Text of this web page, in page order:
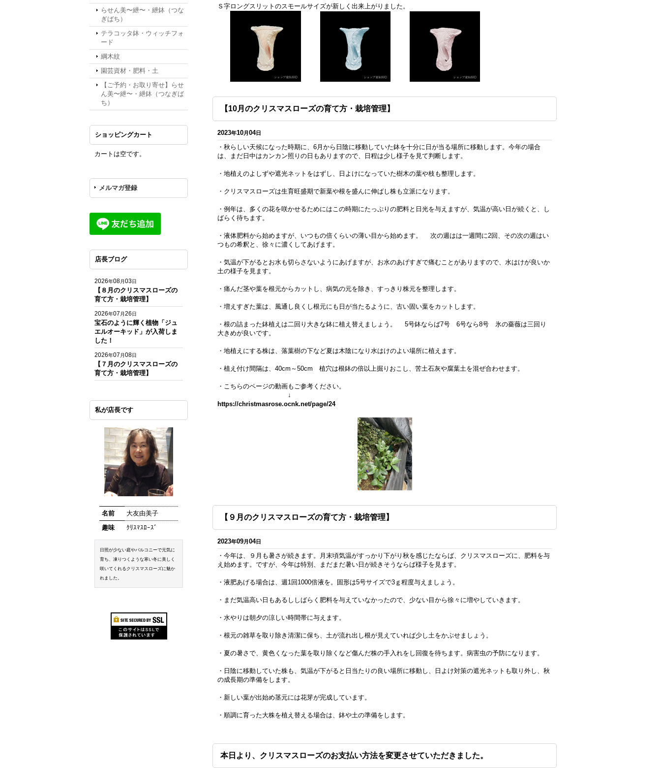
らせん美〜紲〜・紲鉢（つな
ぎばち）
テラコッタ鉢・ウィッチフォ
ード
綱木紋
園芸資材・肥料・土
【ご予約・お取り寄せ】らせ
ん美〜紲〜・紲鉢（つなぎば
ち）
ショッピングカート
カートは空です。
メルマガ登録
店長ブログ
2026年08月03日
【８月のクリスマスローズの
育て方・栽培管理】
2026年07 月26日
宝石のように輝く植物「ジュ
エルオーキッド」が入荷しま
した！
2026年07 月08日
【７月のクリスマスローズの
育て方・栽培管理】
私が店長です
名前
大友由美子
趣味
ｸﾘｽﾏｽﾛｰｽﾞ
日照が少ない庭やバルコニーで元気に
育ち、凍りつくような寒い冬に美しく
咲いてくれるクリスマスローズに魅か
れました。
Ｓ字ロングスリットのスモールサイズが新しく出来上がりました。
【10月のクリスマスローズの育て方・栽培管理】
2023年10月04日
・秋らしい天候になった時期に、6月から日陰に移動していた鉢を十分に日が当る場所に移動します。今年の場合
は、まだ日中はカンカン照りの日もありますので、日程は少し様子を見て判断します。
・地植えのよしずや遮光ネットをはずし、日よけになっていた樹木の葉や枝も整理します。
・クリスマスローズは生育旺盛期で新葉や根を盛んに伸ばし株も立派になります。
・例年は、多くの花を咲かせるためにはこの時期にたっぷりの肥料と日光を与えますが、気温が高い日が続くと、し
ばらく待ちます。
・液体肥料から始めますが、いつもの倍くらいの薄い目から始めます。 次の週はは一週間に2回、その次の週はい
つもの希釈と、徐々に濃くしてあげます。
・気温が下がるとお水も切らさないようにあげますが、お水のあげすぎで痛むことがありますので、水はけが良いか
土の様子を見ます。
・痛んだ茎や葉を根元からカットし、病気の元を除き、すっきり株元を整理します。
・増えすぎた葉は、風通し良くし根元にも日が当たるように、古い固い葉をカットします。
・根の詰まった鉢植えは二回り大きな鉢に植え替えましょう。 5号鉢ならば7号 6号なら8号 氷の薔薇は三回り
大きめが良いです。
・地植えにする株は、落葉樹の下など夏は木陰になり水はけのよい場所に植えます。
・植え付け間隔は、40cm～50cm 植穴は根鉢の倍以上掘りおこし、苦土石灰や腐葉土を混ぜ合わせます。
・こちらのページの動画もご参考ください。
↓
https://christmasrose.ocnk.net/page/24
【９月のクリスマスローズの育て方・栽培管理】
2023年09月04日
・今年は、９月も暑さが続きます。月末頃気温がすっかり下がり秋を感じたならば、クリスマスローズに、肥料を与
え始めます。ですが、今年は特別、まだまだ暑い日が続きそうならば様子を見ます。
・液肥あげる場合は、週1回1000倍液を。固形は5号サイズで3ｇ程度与えましょう。
・まだ気温高い日もあるししばらく肥料を与えていなかったので、少ない目から徐々に増やしていきます。
・水やりは朝夕の涼しい時間帯に与えます。
・根元の雑草を取り除き清潔に保ち、土が流れ出し根が見えていれば少し土をかぶせましょう。
・夏の暑さで、黄色くなった葉を取り除くなど傷んだ株の手入れをし回復を待ちます。病害虫の予防になります。
・日陰に移動していた株も、気温が下がると日当たりの良い場所に移動し、日よけ対策の遮光ネットも取り外し、秋
の成長期の準備をします。
・新しい葉が出始め茎元には花芽が完成しています。
・順調に育った大株を植え替える場合は、鉢や土の準備をします。
本日より、クリスマスローズのお支払い方法を変更させていただきました。